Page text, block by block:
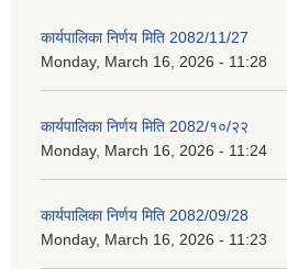
कार्यपालिका निर्णय मिति 2082/11/27
Monday, March 16, 2026 - 11:28
कार्यपालिका निर्णय मिति 2082/१०/२२
Monday, March 16, 2026 - 11:24
कार्यपालिका निर्णय मिति 2082/09/28
Monday, March 16, 2026 - 11:23